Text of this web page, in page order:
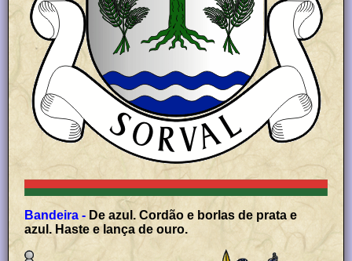
Bandeira -
azul. Haste e lança de ouro.